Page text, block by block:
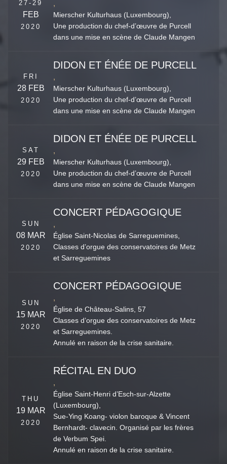
27-29
FEB
2020
,
Mierscher Kulturhaus (Luxembourg),
Une production du chef-d’œuvre de Purcell
dans une mise en scène de Claude Mangen
FRI
28 FEB
2020
DIDON ET ÉNÉE DE PURCELL
,
Mierscher Kulturhaus (Luxembourg),
Une production du chef-d’œuvre de Purcell
dans une mise en scène de Claude Mangen
SAT
29 FEB
2020
DIDON ET ÉNÉE DE PURCELL
,
Mierscher Kulturhaus (Luxembourg),
Une production du chef-d’œuvre de Purcell
dans une mise en scène de Claude Mangen
SUN
08 MAR
2020
CONCERT PÉDAGOGIQUE
,
Église Saint-Nicolas de Sarreguemines,
Classes d’orgue des conservatoires de Metz
et Sarreguemines
SUN
15 MAR
2020
CONCERT PÉDAGOGIQUE
,
Église de Château-Salins,57
Classes d’orgue des conservatoires de Metz
et Sarreguemines.
Annulé en raison de la crise sanitaire.
THU
19 MAR
2020
RÉCITAL EN DUO
,
Église Saint-Henri d’Esch-sur-Alzette
(Luxembourg),
Sue-Ying Koang- violon baroque & Vincent
Bernhardt- clavecin. Organisé par les frères
de Verbum Spei.
Annulé en raison de la crise sanitaire.